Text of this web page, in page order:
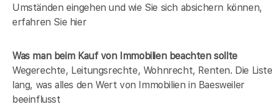
Umständen eingehen und wie Sie sich absichern können,
erfahren Sie hier
Was man beim Kauf von Immobilien beachten sollte
Wegerechte, Leitungsrechte, Wohnrecht, Renten. Die
lang, was alles den Wert von Immobilien in Baesweiler
beeinflusst